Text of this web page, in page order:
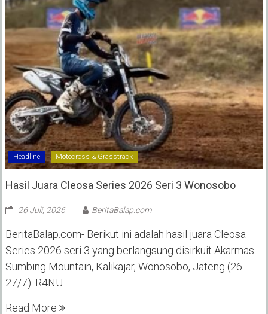
Headline Motocross & Grasstrack
Hasil Juara Cleosa Series 2026 Seri 3 Wonosobo ‎
26 Juli, 2026 BeritaBalap.com
BeritaBalap.com- Berikut ini adalah hasil juara Cleosa
Series 2026 seri 3 yang berlangsung disirkuit Akarmas
Sumbing Mountain, Kalikajar, Wonosobo, Jateng (26-
27/7). R4NU
Read More